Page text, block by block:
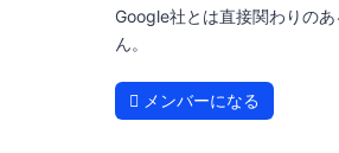
Google社とは直接関わりの
ん。
メンバーになる